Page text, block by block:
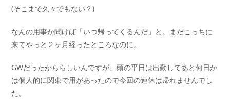
(そこまで久々でもない？)
なんの用事か聞けば「いつ帰ってくるんだ」と。まだこっちに
来てやっと２ヶ月経ったところなのに。
GWだったかららしいんですが、頭の平日は出勤してあと何日か
は個人的に関東で用があったので今回の連休は帰れませんでし
た。